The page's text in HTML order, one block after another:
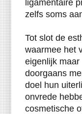
ligamentaire
zelfs soms
Tot slot de
waarmee het
eigenlijk
doorgaans
doel hun
onvrede
cosmetische